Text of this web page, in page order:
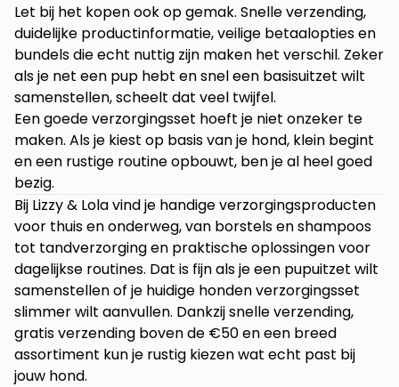
Let bij het kopen ook op gemak. Snelle verzending,
duidelijke productinformatie, veilige betaalopties en
bundels die echt nuttig zijn maken het verschil. Zeker
als je net een pup hebt en snel een basisuitzet wilt
samenstellen, scheelt dat veel twijfel.
Een goede verzorgingsset hoeft je niet onzeker te
maken. Als je kiest op basis van je hond, klein begint
en een rustige routine opbouwt, ben je al heel goed
bezig.
Bij Lizzy & Lolavind je handige verzorgingsproducten
voor thuis en onderweg, van borstels en shampoos
tot tandverzorging en praktische oplossingen voor
dagelijkse routines. Dat is fijn als je een pupuitzet wilt
samenstellen of je huidige honden verzorgingsset
slimmer wilt aanvullen. Dankzij snelle verzending,
gratis verzending boven de €50 en een breed
assortiment kun je rustig kiezen wat echt past bij
jouw hond.